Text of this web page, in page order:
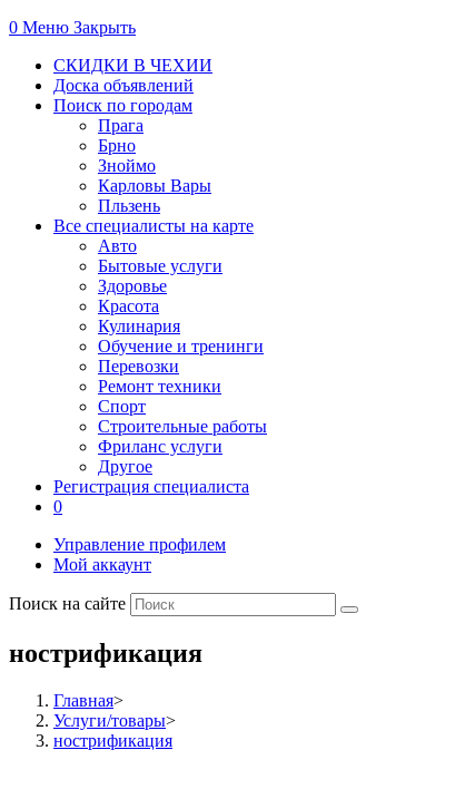
0 Меню Закрыть
СКИДКИ В ЧЕХИИ
Доска объявлений
Поиск по городам
Прага
Брно
Зноймо
Карловы Вары
Пльзень
Все специалисты на карте
Авто
Бытовые услуги
Здоровье
Красота
Кулинария
Обучение и тренинги
Перевозки
Ремонт техники
Спорт
Строительные работы
Фриланс услуги
Другое
Регистрация специалиста
0
Управление профилем
Мой аккаунт
Поиск на сайте
нострификация
Главная>
Услуги/товары>
нострификация